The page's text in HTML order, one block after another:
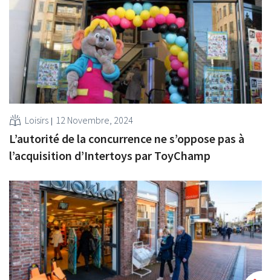
Loisirs 12 Novembre, 2024
L’autorité de la concurrence ne s’oppose pas à
l’acquisition d’Intertoys par ToyChamp